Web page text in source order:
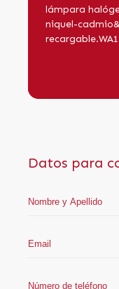
lámpara
niquel-
Datos para